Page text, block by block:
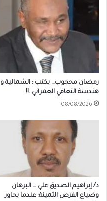
رمضان محجوب… يكتب : الشمالية و
هندسة التعافي العمراني..!!
08/08/2026
د/ إبراهيم الصديق علي … البرهان
وضياع الفرص الثمينة: عندما يحاور